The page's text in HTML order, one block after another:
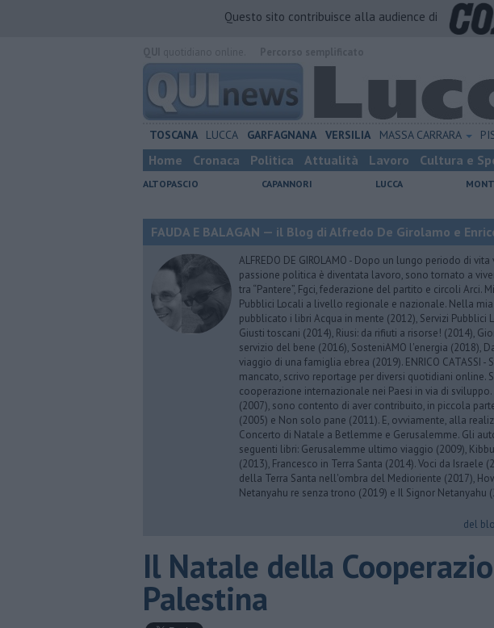
Questo sito contribuisce alla audience di
TOSCANA LUCCA GARFAGNANA VERSILIA MASSA CARRARA
Home Cronaca Politica Attualità Lavoro Cultura e
ALTOPASCIO CAPANNORI LUCCA
FAUDA E BALAGAN — il Blog di Alfredo De Girolamo e
ALFREDO DE GIROLAMO - Dopo un lungo periodo di
passione politica è diventata lavoro, sono tornato a
tra “Pantere”, Fgci, federazione del partito e circoli Arci.
Pubblici Locali a livello regionale e nazionale. Nella
pubblicato i libri Acqua in mente (2012), Servizi Pubblici
Giusti toscani (2014), Riusi: da rifiuti a risorse! (2014),
servizio del bene (2016), SosteniAMO l'energia (2018),
viaggio di una famiglia ebrea (2019). ENRICO CATASSI
mancato, scrivo reportage per diversi quotidiani online.
cooperazione internazionale nei Paesi in via di
(2007), sono contento di aver contribuito, in piccola
(2005) e Non solo pane (2011). E, ovviamente, alla
Concerto di Natale a Betlemme e Gerusalemme. Gli
seguenti libri: Gerusalemme ultimo viaggio (2009),
(2013), Francesco in Terra Santa (2014). Voci da Israele
della Terra Santa nell'ombra del Medioriente (2017),
Netanyahu re senza trono (2019) e Il Signor Netanyahu
del
Il Natale della
Palestina